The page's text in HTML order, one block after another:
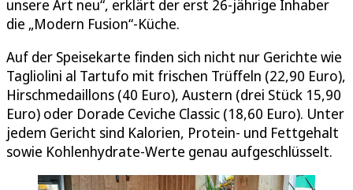
unsere Art neu“, erklärt der erst 26-jährige Inhaber
die „Modern Fusion“-Küche.
Auf der Speisekarte finden sich nicht nur Gerichte wie
Tagliolini al Tartufo mit frischen Trüffeln (22,90 Euro),
Hirschmedaillons (40 Euro), Austern (drei Stück 15,90
Euro) oder Dorade Ceviche Classic (18,60 Euro). Unter
jedem Gericht sind Kalorien, Protein- und Fettgehalt
sowie Kohlenhydrate-Werte genau aufgeschlüsselt.